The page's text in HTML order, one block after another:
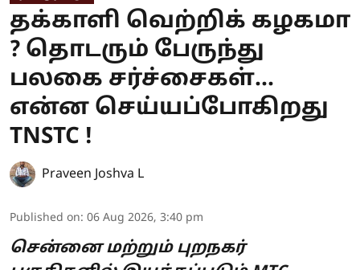
தக்காளி வெற்றிக் கழகமா
? தொடரும் பேருந்து
பலகை சர்ச்சைகள்...
என்ன செய்யப்போகிறது
TNSTC !
Praveen Joshva L
Published on: 06 Aug 2026, 3:40 pm
சென்னை மற்றும் புறநகர்